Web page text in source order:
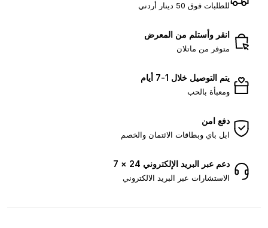
للطلبات فوق 50 دينار أردني
انقر وأستلم من المعرض
متوفر من ماتلان
يتم التوصيل خلال 1-7 أيام
ومعبأة بالحب
دفع امن
ابل باي وبطاقات الائتمان والخصم
دعم عبر البريد الإلكتروني 24 × 7
الاستشارات عبر البريد الالكتروني